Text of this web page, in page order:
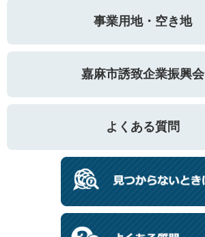
事業用地・空き地
嘉麻市誘致企業振興会
よくある質問